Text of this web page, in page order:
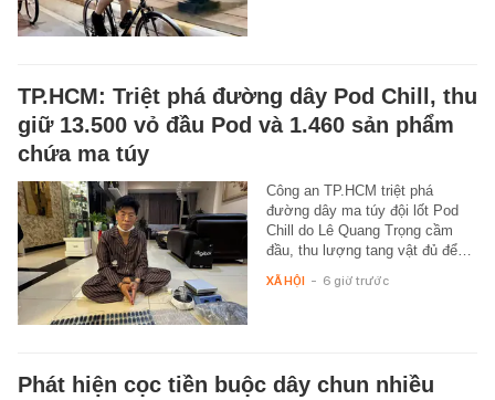
TP.HCM: Triệt phá đường dây Pod Chill, thu
giữ 13.500 vỏ đầu Pod và 1.460 sản phẩm
chứa ma túy
Công an TP.HCM triệt phá
đường dây ma túy đội lốt Pod
Chill do Lê Quang Trọng cầm
đầu, thu lượng tang vật đủ để…
XÃ HỘI - 6 giờ trước
Phát hiện cọc tiền buộc dây chun nhiều